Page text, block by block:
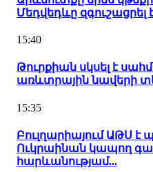
Մեդվեդևը զգուշացրել
15:40
Թուրքիան սկսել է
առևտրային նավերի
15:35
Բուլղարիայում ԱԹՍ է
Ուկրաինան կապող
հարևանությամ...